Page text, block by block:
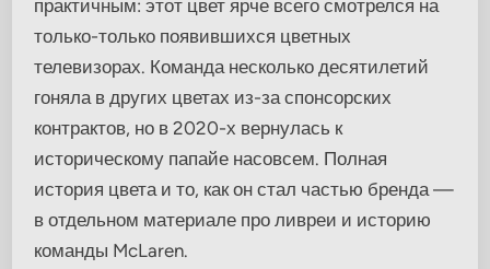
практичным: этот цвет ярче всего смотрелся на
только-только появившихся цветных
телевизорах. Команда несколько десятилетий
гоняла в других цветах из-за спонсорских
контрактов, но в 2020-х вернулась к
историческому папайе насовсем. Полная
история цвета и то, как он стал частью бренда —
в отдельном материале про ливреи и историю
команды McLaren.